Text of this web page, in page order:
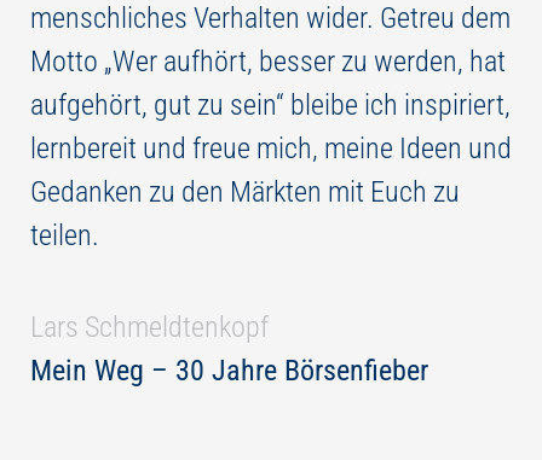
menschliches Verhalten wider. Getreu dem
Motto „Wer aufhört, besser zu werden, hat
aufgehört, gut zu sein“ bleibe ich inspiriert,
lernbereit und freue mich, meine Ideen und
Gedanken zu den Märkten mit Euch zu
teilen.
Lars Schmeldtenkopf
Mein Weg – 30 Jahre Börsenfieber